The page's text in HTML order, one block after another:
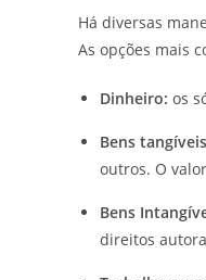
Há diversas
As opções mais
Dinheiro: os
Bens
outros. O
Bens
direitos